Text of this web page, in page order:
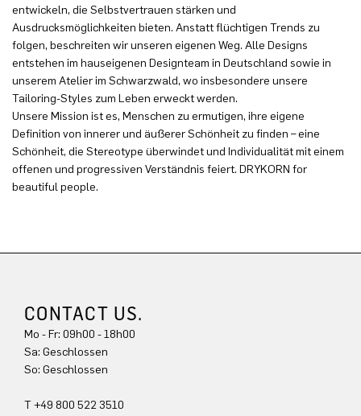
entwickeln, die Selbstvertrauen stärken und
Ausdrucksmöglichkeiten bieten. Anstatt flüchtigen Trends zu
folgen, beschreiten wir unseren eigenen Weg. Alle Designs
entstehen im hauseigenen Designteam in Deutschland sowie in
unserem Atelier im Schwarzwald, wo insbesondere unsere
Tailoring-Styles zum Leben erweckt werden.
Unsere Mission ist es, Menschen zu ermutigen, ihre eigene
Definition von innerer und äußerer Schönheit zu finden – eine
Schönheit, die Stereotype überwindet und Individualität mit einem
offenen und progressiven Verständnis feiert. DRYKORN for
beautiful people.
CONTACT US.
Mo - Fr: 09h00 - 18h00
Sa: Geschlossen
So: Geschlossen
T +49 800 522 3510